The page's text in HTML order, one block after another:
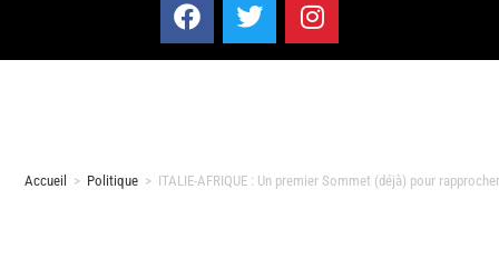
Accueil > Politique > ITALIE-AFRIQUE : Un premier Sommet (déjà) pour